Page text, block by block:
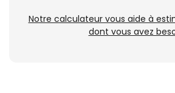
Notre calculateur vous aide à
dont vous avez